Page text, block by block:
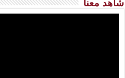
شاهد معنا